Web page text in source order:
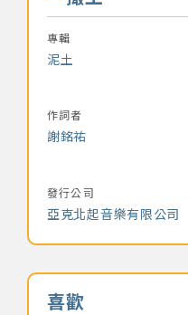
專輯
泥土
作詞者
謝銘祐
發行公司
亞克北起音樂有限公司
音樂名稱
喜歡